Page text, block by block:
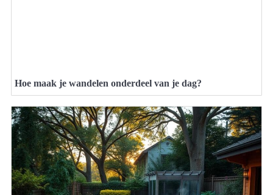
Hoe maak je wandelen onderdeel van je dag?